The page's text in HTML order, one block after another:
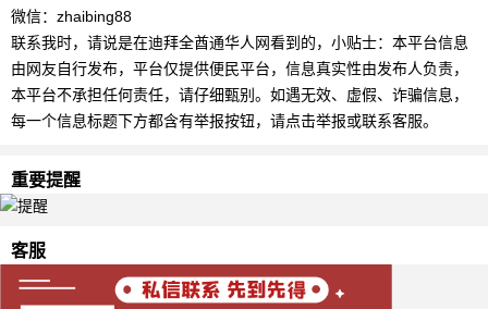
微信：zhaibing88
联系我时，请说是在迪拜全酋通华人网看到的，小贴士：本平台信息
由网友自行发布，平台仅提供便民平台，信息真实性由发布人负责，
本平台不承担任何责任，请仔细甄别。如遇无效、虚假、诈骗信息，
每一个信息标题下方都含有举报按钮，请点击举报或联系客服。
重要提醒
客服